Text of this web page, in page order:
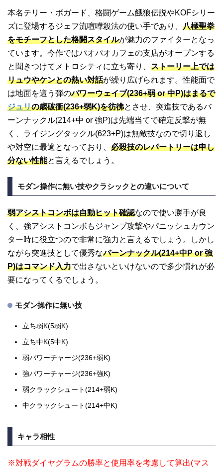
本名テリー・ボガード、格闘ゲーム餓狼伝説やKOFシリー
ズに登場するジェフ流喧嘩殺法の使い手であり、 八極聖拳
をモチーフとした格闘スタイルが魅力のファイターとなっ
ています。今作ではパオパオカフェの支店がオープンする
と聞きつけてメトロシティに立ち寄り、 ストーリー上では
リュウやケンとの熱い対話が繰り広げられます。性能面で
は地面を這う弾のパワーウェイブ(236+弱 or 中P)はまるで
ジュリの歳破衝(236+弱K)を彷彿とさせ、突進技であるバ
ーンナックル(214+中 or 強P)は先端当てで確定反撃が無
く、ライジングタックル(623+P)は無敵技なので切り返し
や対空に最適となっており、 必殺技のレパートリーは申し
分ない性能と言えるでしょう。
モダン操作に無い技やクラシックとの違いについて
弱アシストコンボは自動ヒット確認なので使い勝手が良
く、強アシストコンボもジャンプ攻撃やパニッシュカウン
ター時に役立つので非常に強力と言えるでしょう。しかし
ながら突進技として優秀なバーンナックル(214+中P or 強
P)はコマンド入力で出さないといけないので多少慣れが必
要になってくるでしょう。
モダン操作に無い技
立ち弱K(5弱K)
立ち中K(5中K)
弱パワーチャージ(236+弱K)
強パワーチャージ(236+強K)
弱クラックシュート(214+弱K)
中クラックシュート(214+中K)
キャラ相性
※対戦ダイヤグラムの勝率と使用率を考慮して算出(マス